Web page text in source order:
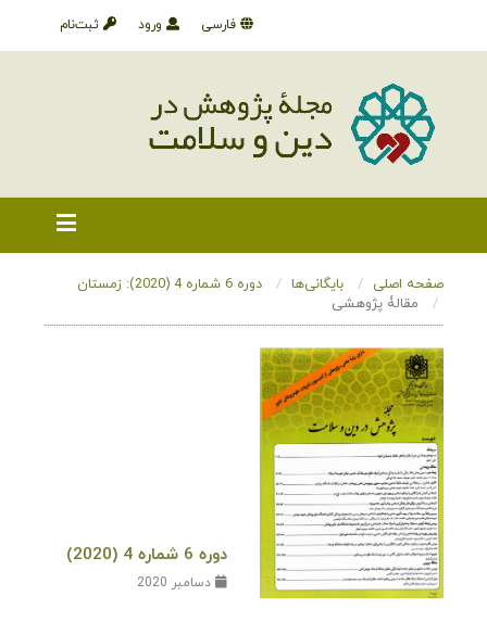
ثبت‌نام ورود فارسی
صفحه اصلی بایگانی‌ها
دوره 6 شماره 4 (2020): زمستان
مقالۀ پژوهشی
دوره 6 شماره 4 (2020)
دسامبر 2020